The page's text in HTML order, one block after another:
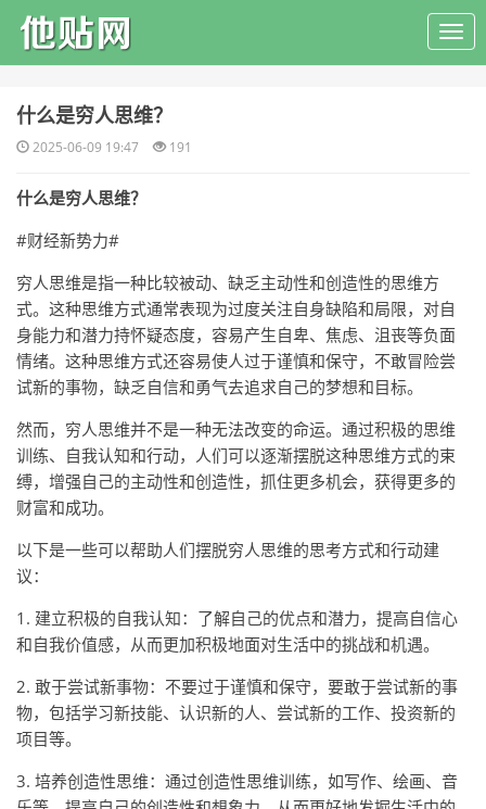
​什么是穷人思维？
2025-06-09 19:47 191
什么是穷人思维？
#财经新势力#
穷人思维是指一种比较被动、缺乏主动性和创造性的思维方
式。这种思维方式通常表现为过度关注自身缺陷和局限，对自
身能力和潜力持怀疑态度，容易产生自卑、焦虑、沮丧等负面
情绪。这种思维方式还容易使人过于谨慎和保守，不敢冒险尝
试新的事物，缺乏自信和勇气去追求自己的梦想和目标。
然而，穷人思维并不是一种无法改变的命运。通过积极的思维
训练、自我认知和行动，人们可以逐渐摆脱这种思维方式的束
缚，增强自己的主动性和创造性，抓住更多机会，获得更多的
财富和成功。
以下是一些可以帮助人们摆脱穷人思维的思考方式和行动建
议：
1. 建立积极的自我认知：了解自己的优点和潜力，提高自信心
和自我价值感，从而更加积极地面对生活中的挑战和机遇。
2. 敢于尝试新事物：不要过于谨慎和保守，要敢于尝试新的事
物，包括学习新技能、认识新的人、尝试新的工作、投资新的
项目等。
3. 培养创造性思维：通过创造性思维训练，如写作、绘画、音